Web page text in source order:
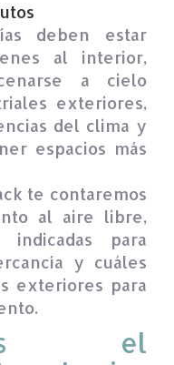
deben estar
al interior,
a cielo
exteriores,
del clima y
espacios más
te contaremos
al aire libre,
para
y cuáles
exteriores para
el